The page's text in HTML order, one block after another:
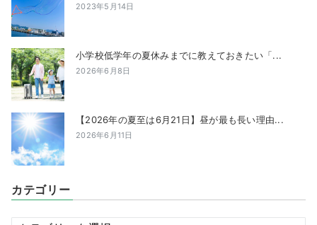
2023年5月14日
小学校低学年の夏休みまでに教えておきたい「...
2026年6月8日
【2026年の夏至は6月21日】昼が最も長い理由...
2026年6月11日
カテゴリー
カ